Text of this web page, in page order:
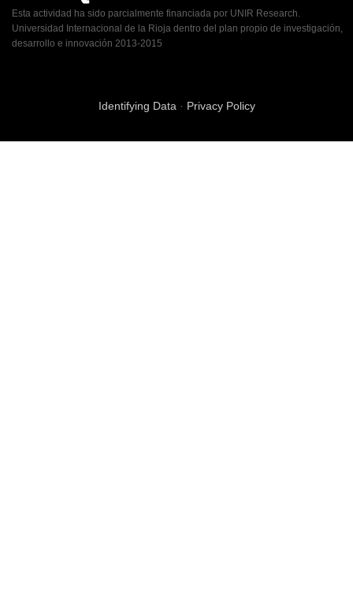
Esta actividad ha sido parcialmente financiada por UNIR Research.
Universidad Internacional de la Rioja dentro del plan propio de investigación,
desarrollo e innovación 2013-2015
Identifying Data · Privacy Policy